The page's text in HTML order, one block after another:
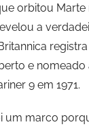
orbitou Marte
a
e nomeado
9 em 1971.
um marco